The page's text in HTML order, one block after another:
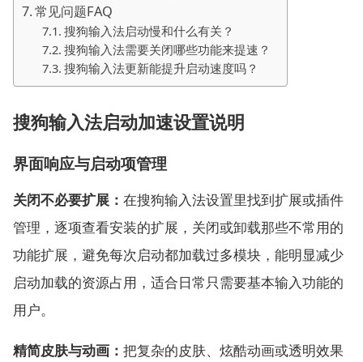
常见问题FAQ
搜狗输入法启动慢和什么有关？
搜狗输入法需要关闭哪些功能来提速？
搜狗输入法更新能提升启动速度吗？
搜狗输入法启动加速设置说明
界面响应与启动项管理
关闭不必要扩展： 在搜狗输入法设置里找到扩展或插件
管理，逐项查看安装的扩展，关闭或卸载那些不常用的
功能扩展，避免每次启动都加载过多模块，能明显减少
启动加载的资源占用，适合日常只需要基本输入功能的
用户。
精简皮肤与动画： 把复杂的皮肤、炫酷动画或透明效果